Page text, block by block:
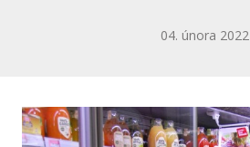
04. února 2022